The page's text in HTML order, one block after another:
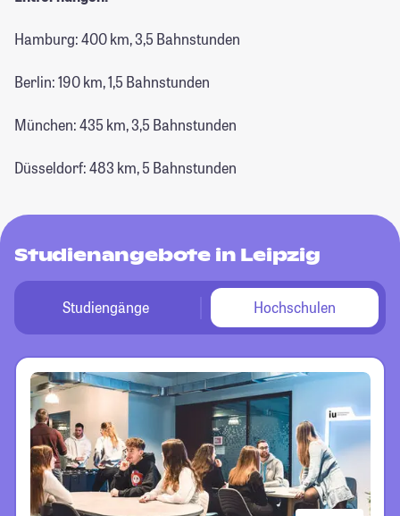
Hamburg: 400 km, 3,5 Bahnstunden
Berlin: 190 km, 1,5 Bahnstunden
München: 435 km, 3,5 Bahnstunden
Düsseldorf: 483 km, 5 Bahnstunden
Studienangebote in Leipzig
Studiengänge Hochschulen